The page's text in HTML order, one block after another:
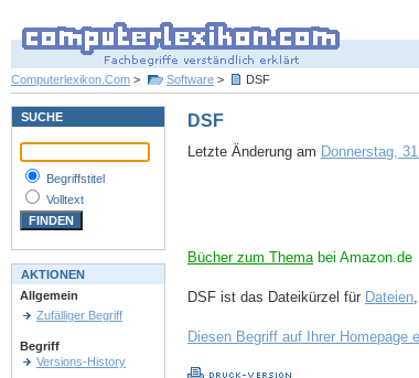
Computerlexikon.Com > Software > DSF
DSF
Letzte Änderung am Donnerstag,
Bücher zum Themabei Amazon.de
DSF ist das Dateikürzel für Dateien
Diesen Begriff auf Ihrer Homepage
SUCHE
Begriffstitel
Volltext
AKTIONEN
Allgemein
Zufälliger Begriff
Begriff
Versions-History